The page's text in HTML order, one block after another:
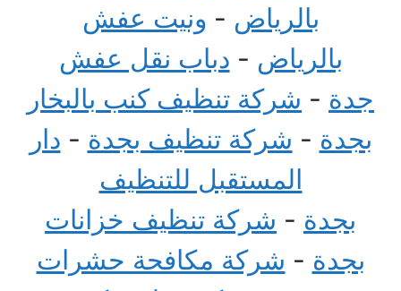
بالرياض - ونيت عفش
بالرياض - دباب نقل عفش
جدة - شركة تنظيف كنب بالبخار
بجدة - شركة تنظيف بجدة - دار
المستقبل للتنظيف
بجدة - شركة تنظيف خزانات
بجدة - شركة مكافحة حشرات